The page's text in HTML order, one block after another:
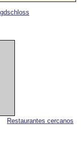
Restaurantes cercanos